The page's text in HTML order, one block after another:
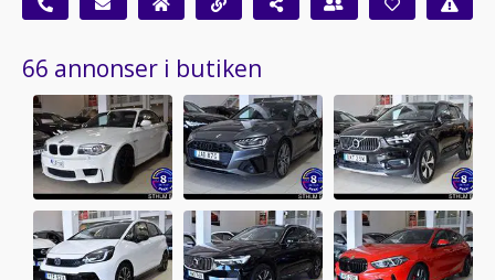
66 annonser i butiken